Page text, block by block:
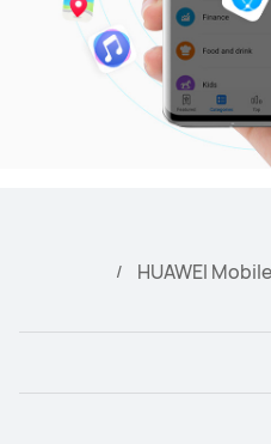
HUAWEI